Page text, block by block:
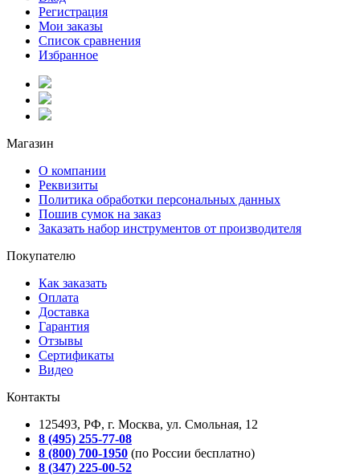
Регистрация
Мои заказы
Список сравнения
Избранное
Магазин
О компании
Реквизиты
Политика обработки персональных данных
Пошив сумок на заказ
Заказать набор инструментов от производителя
Покупателю
Как заказать
Оплата
Доставка
Гарантия
Отзывы
Сертификаты
Видео
Контакты
125493, РФ, г. Москва, ул. Смольная, 12
8 (495) 255-77-08
8 (800) 700-1950 (по России бесплатно)
8 (347) 225-00-52